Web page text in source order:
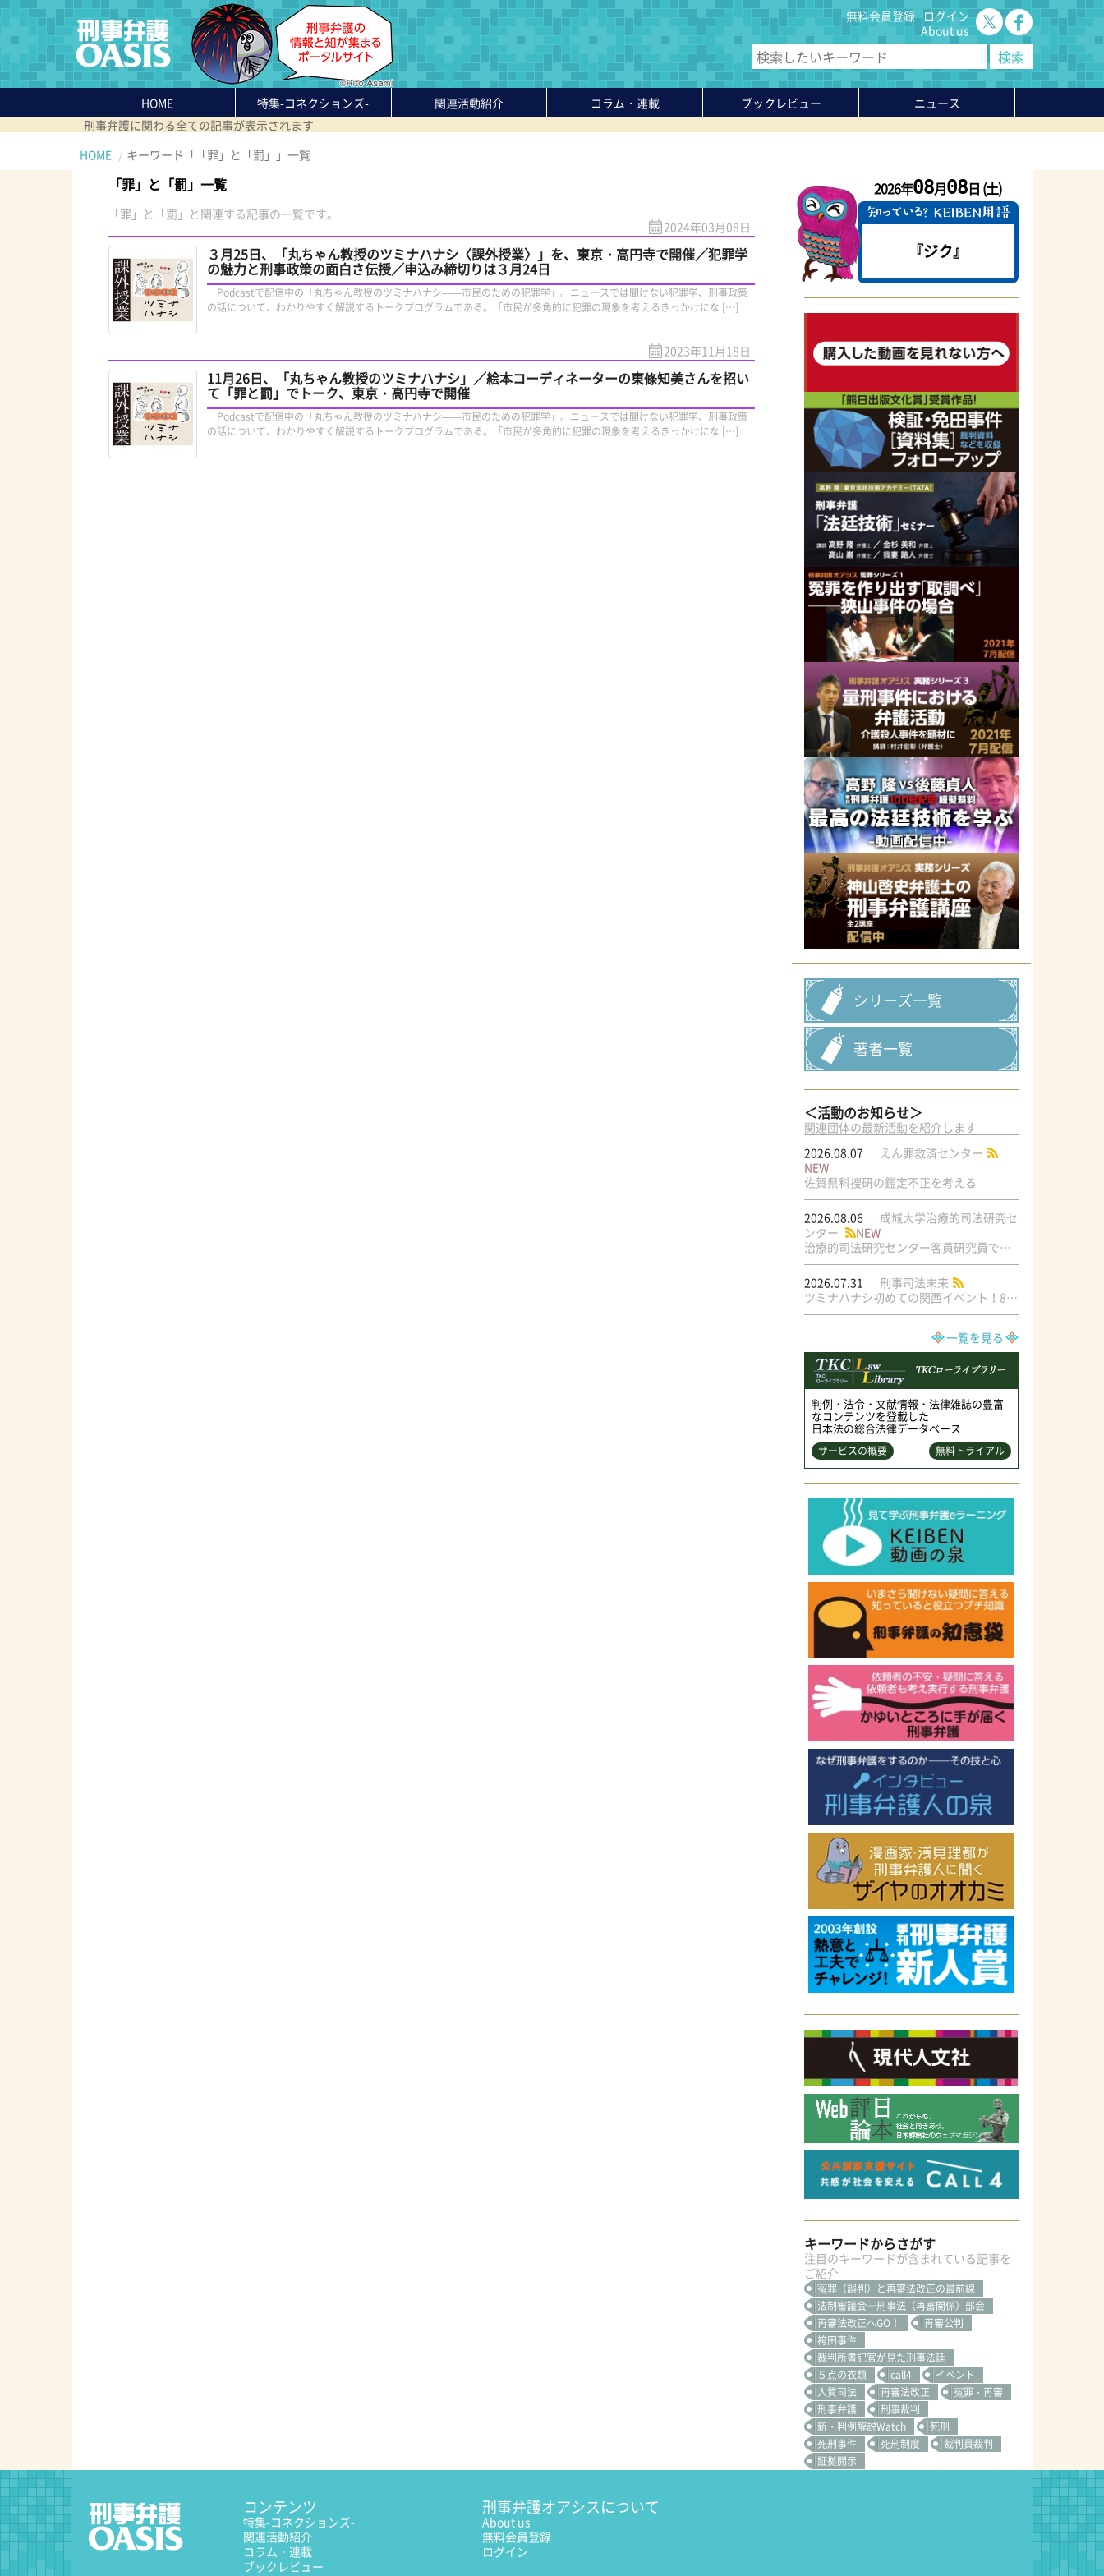
無料会員登録 ログイン
About us
HOME 特集-コネクションズ- 関連活動紹介 コラム・連載 ブックレビュー
ニュース
刑事弁護に関わる全ての記事が表示されます
HOME
キーワード「「罪」と「罰」」一覧
「罪」と「罰」一覧
「罪」と「罰」と関連する記事の一覧です。
2024年03月08日
３月25日、「丸ちゃん教授のツミナハナシ〈課外授業〉」を、東京・高円寺で開催／犯罪学
の魅力と刑事政策の面白さ伝授／申込み締切りは３月24日
Podcastで配信中の「丸ちゃん教授のツミナハナシ——市民のための犯罪学」。ニュースでは聞けない犯罪学、刑事政策
の話について、わかりやすく解説するトークプログラムである。「市民が多角的に犯罪の現象を考えるきっかけにな […]
2023年11月18日
11月26日、「丸ちゃん教授のツミナハナシ」／絵本コーディネーターの東條知美さんを招い
て「罪と罰」でトーク、東京・高円寺で開催
Podcastで配信中の「丸ちゃん教授のツミナハナシ——市民のための犯罪学」。ニュースでは聞けない犯罪学、刑事政策
の話について、わかりやすく解説するトークプログラムである。「市民が多角的に犯罪の現象を考えるきっかけにな […]
2026年08月08日 (土)
『ジク』
シリーズ一覧
著者一覧
＜活動のお知らせ＞
関連団体の最新活動を紹介します
2026.08.07
えん罪救済センター
NEW
佐賀県科捜研の鑑定不正を考える
2026.08.06
成城大学治療的司法研究セ
ンター
NEW
治療的司法研究センター客員研究員で元・弁護士の菅原直美氏の論文が公刊されました
2026.07.31
刑事司法未来
ツミナハナシ初めての関西イベント！8/17（月）＠梅田ラテラル
一覧を見る
判例・法令・文献情報・法律雑誌の豊富
なコンテンツを登載した
日本法の総合法律データベース
サービスの概要 無料トライアル
キーワードからさがす
注目のキーワードが含まれている記事を
ご紹介
冤罪（誤判）と再審法改正の最前線
法制審議会―刑事法（再審関係）部会
再審法改正へGO！
再審公判
袴田事件
裁判所書記官が見た刑事法廷
５点の衣類
call4
イベント
人質司法
再審法改正
冤罪・再審
刑事弁護
刑事裁判
新・判例解説Watch
死刑
死刑事件
死刑制度
裁判員裁判
証拠開示
コンテンツ
特集-コネクションズ-
関連活動紹介
コラム・連載
ブックレビュー
刑事弁護オアシスについて
About us
無料会員登録
ログイン